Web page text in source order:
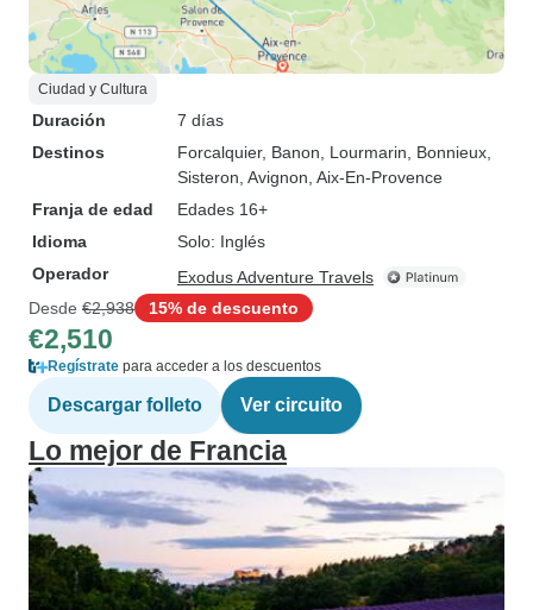
Ciudad y Cultura
Duración
7 días
Destinos
Forcalquier, Banon , Lourmarin , Bonnieux
Sisteron , Avignon , Aix-En-Provence
Franja de edad
Edades 16+
Idioma
Solo: Inglés
Operador
Exodus Adventure Travels
Desde €2,938 15% de descuento
€2,510
Regístrate para acceder a los descuentos
Descargar folleto Ver circuito
Lo mejor de Francia